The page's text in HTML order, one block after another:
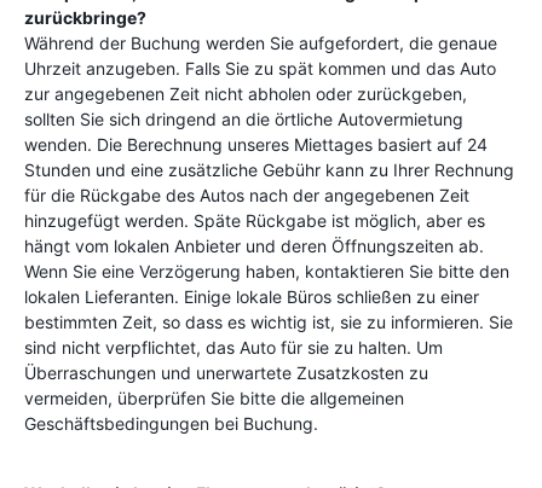
zurückbringe?
Während der Buchung werden Sie aufgefordert, die genaue
Uhrzeit anzugeben. Falls Sie zu spät kommen und das Auto
zur angegebenen Zeit nicht abholen oder zurückgeben,
sollten Sie sich dringend an die örtliche Autovermietung
wenden. Die Berechnung unseres Miettages basiert auf 24
Stunden und eine zusätzliche Gebühr kann zu Ihrer Rechnung
für die Rückgabe des Autos nach der angegebenen Zeit
hinzugefügt werden. Späte Rückgabe ist möglich, aber es
hängt vom lokalen Anbieter und deren Öffnungszeiten ab.
Wenn Sie eine Verzögerung haben, kontaktieren Sie bitte den
lokalen Lieferanten. Einige lokale Büros schließen zu einer
bestimmten Zeit, so dass es wichtig ist, sie zu informieren. Sie
sind nicht verpflichtet, das Auto für sie zu halten. Um
Überraschungen und unerwartete Zusatzkosten zu
vermeiden, überprüfen Sie bitte die allgemeinen
Geschäftsbedingungen bei Buchung.